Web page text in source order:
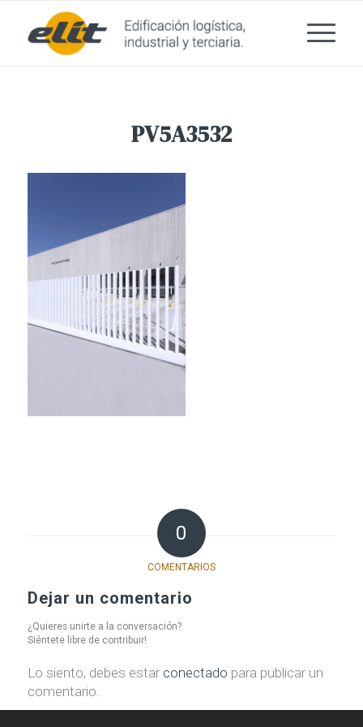
PV5A3532
0
COMENTARIOS
Dejar un comentario
¿Quieres unirte a la conversación?
Siéntete libre de contribuir!
Lo siento, debes estar conectado para publicar un
comentario.